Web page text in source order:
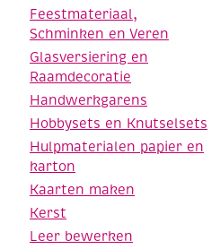
Feestmateriaal,
Schminken en Veren
Glasversiering en
Raamdecoratie
Handwerkgarens
Hobbysets en Knutselsets
Hulpmaterialen papier en
karton
Kaarten maken
Kerst
Leer bewerken